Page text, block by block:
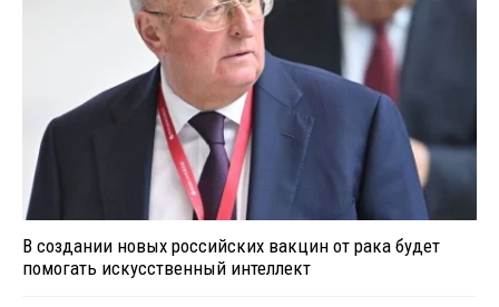
В создании новых российских вакцин от рака будет
помогать искусственный интеллект